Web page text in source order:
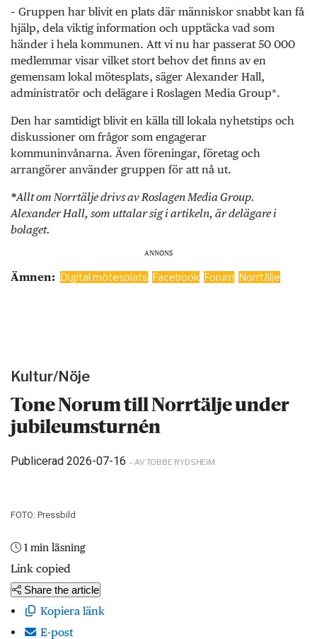
– Gruppen har blivit en plats där människor snabbt kan få
hjälp, dela viktig information och upptäcka vad som
händer i hela kommunen. Att vi nu har passerat 50 000
medlemmar visar vilket stort behov det finns av en
gemensam lokal mötesplats, säger Alexander Hall,
administratör och delägare i Roslagen Media Group*.
Den har samtidigt blivit en källa till lokala nyhetstips och
diskussioner om frågor som engagerar
kommuninvånarna. Även föreningar, företag och
arrangörer använder gruppen för att nå ut.
*Allt om Norrtälje drivs av Roslagen Media Group.
Alexander Hall, som uttalar sig i artikeln, är delägare i
bolaget.
ANNONS
Ämnen: Digital mötesplats Facebook Forum Norrtälje
Kultur/Nöje
Tone Norum till Norrtälje under
jubileumsturnén
Publicerad 2026-07-16 – AV TOBBE RYDSHEIM
FOTO: Pressbild
1 min läsning
Link copied
Share the article
Kopiera länk
E-post